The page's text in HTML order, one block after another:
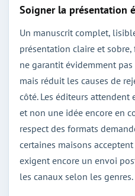
Soigner la présentation
Un manuscrit complet,
présentation claire et
ne garantit évidemment
mais réduit les causes de
côté. Les éditeurs
et non une idée encore en
respect des formats
certaines maisons
exigent encore un envoi
les canaux selon les genres.